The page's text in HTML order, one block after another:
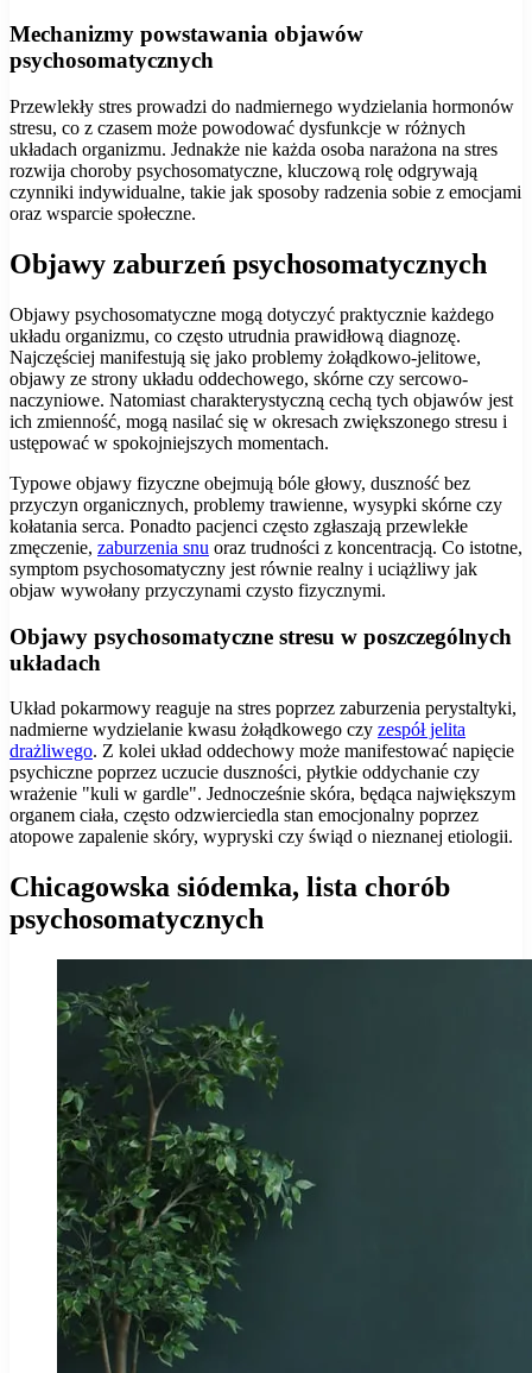
Mechanizmy powstawania objawów
psychosomatycznych
Przewlekły stres prowadzi do nadmiernego wydzielania hormonów
stresu, co z czasem może powodować dysfunkcje w różnych
układach organizmu. Jednakże nie każda osoba narażona na stres
rozwija choroby psychosomatyczne, kluczową rolę odgrywają
czynniki indywidualne, takie jak sposoby radzenia sobie z emocjami
oraz wsparcie społeczne.
Objawy zaburzeń psychosomatycznych
Objawy psychosomatyczne mogą dotyczyć praktycznie każdego
układu organizmu, co często utrudnia prawidłową diagnozę.
Najczęściej manifestują się jako problemy żołądkowo-jelitowe,
objawy ze strony układu oddechowego, skórne czy sercowo-
naczyniowe. Natomiast charakterystyczną cechą tych objawów jest
ich zmienność, mogą nasilać się w okresach zwiększonego stresu i
ustępować w spokojniejszych momentach.
Typowe objawy fizyczne obejmują bóle głowy, duszność bez
przyczyn organicznych, problemy trawienne, wysypki skórne czy
kołatania serca. Ponadto pacjenci często zgłaszają przewlekłe
zmęczenie, zaburzenia snu oraz trudności z koncentracją. Co istotne,
symptom psychosomatyczny jest równie realny i uciążliwy jak
objaw wywołany przyczynami czysto fizycznymi.
Objawy psychosomatyczne stresu w poszczególnych
układach
Układ pokarmowy reaguje na stres poprzez zaburzenia perystaltyki,
nadmierne wydzielanie kwasu żołądkowego czy zespół jelita
drażliwego. Z kolei układ oddechowy może manifestować napięcie
psychiczne poprzez uczucie duszności, płytkie oddychanie czy
wrażenie "kuli w gardle". Jednocześnie skóra, będąca największym
organem ciała, często odzwierciedla stan emocjonalny poprzez
atopowe zapalenie skóry, wypryski czy świąd o nieznanej etiologii.
Chicagowska siódemka, lista chorób
psychosomatycznych